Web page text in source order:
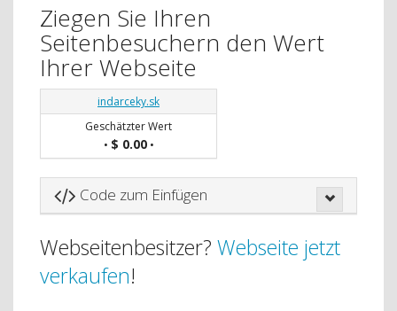
Ziegen Sie Ihren
Seitenbesuchern den Wert
Ihrer Webseite
indarceky.sk
Geschätzter Wert
• $ 0.00•
Code zum Einfügen
Webseitenbesitzer? Webseite jetzt
verkaufen!